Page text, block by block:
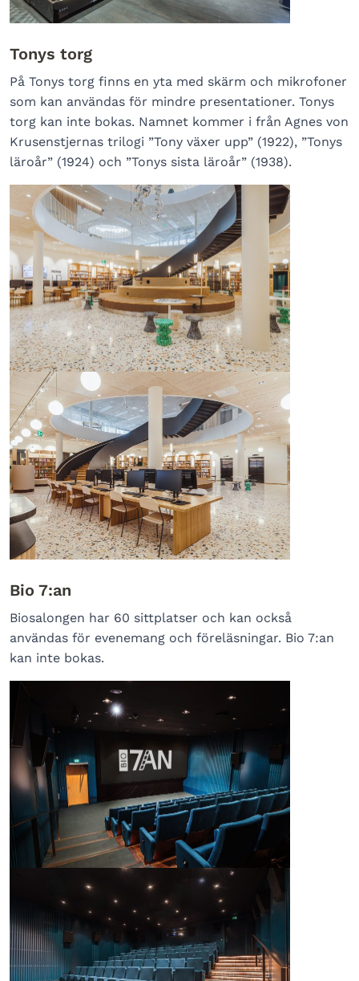
Tonys torg
På Tonys torg finns en yta med skärm och mikrofoner
som kan användas för mindre presentationer. Tonys
torg kan inte bokas. Namnet kommer i från Agnes von
Krusenstjernas trilogi ”Tony växer upp” (1922), ”Tonys
läroår” (1924) och ”Tonys sista läroår” (1938).
Bio 7:an
Biosalongen har 60 sittplatser och kan också
användas för evenemang och föreläsningar. Bio 7:an
kan inte bokas.